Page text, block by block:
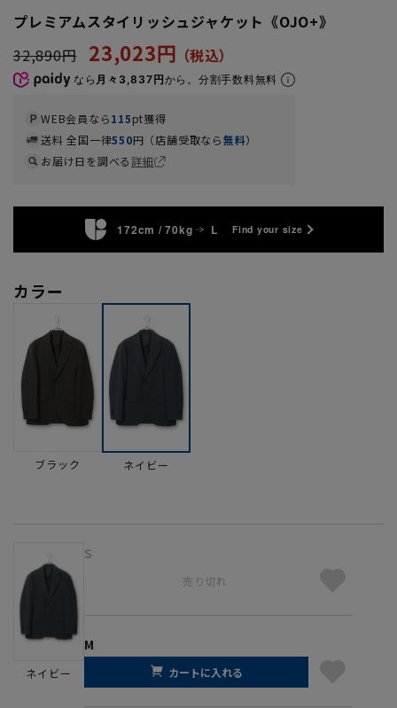
プレミアムスタイリッシュジャケット《OJO+》
32,890円
23,023円
なら 月々3,837円から。分割手数料無料
WEB会員なら115pt獲得
送料 全国一律550円（店舗受取なら無料）
お届け日を調べる詳細
172cm / 70kg L Find your size
カラー
ブラック ネイビー
ネイビー
S
売り切れ
M
カートに入れる